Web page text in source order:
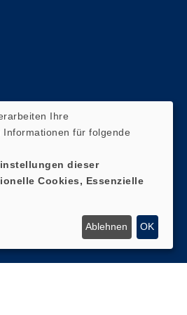
Ihre
Informationen für folgende
dieser
Cookies, Essenzielle
Ablehnen OK